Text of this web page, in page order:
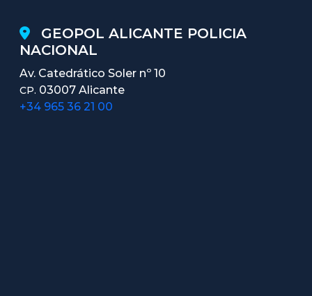
GEOPOL ALICANTE POLICIA
NACIONAL
Av. Catedrático Soler nº 10
CP. 03007 Alicante
+34 965 36 21 00